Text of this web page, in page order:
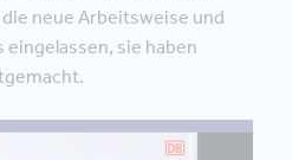
neue Arbeitsweise und
eingelassen, sie haben